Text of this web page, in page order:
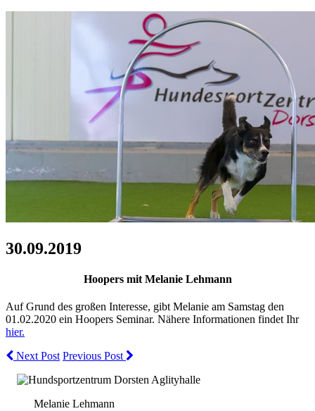
30.09.2019
Hoopers mit Melanie Lehmann
Auf Grund des großen Interesse, gibt Melanie am Samstag den
01.02.2020 ein Hoopers Seminar. Nähere Informationen findet Ihr
hier.
Next Post Previous Post
Melanie Lehmann